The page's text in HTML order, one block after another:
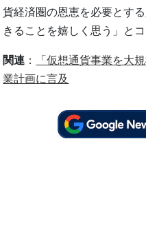
貨経済圏の恩恵を必要とす
きることを嬉しく思う」と
関連 ：
「仮想通貨事業を大
業計画に言及